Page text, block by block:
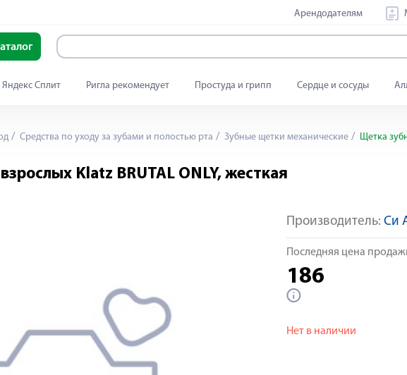
Арендодателям
Яндекс Сплит Ригла рекомендует Простуда и грипп Сердце и сосуды
Средства по уходу за зубами и полостью рта Зубные щетки механические Щетка
Klatz BRUTAL ONLY, жесткая
Производитель: Си
Последняя цена
186
Нет в наличии